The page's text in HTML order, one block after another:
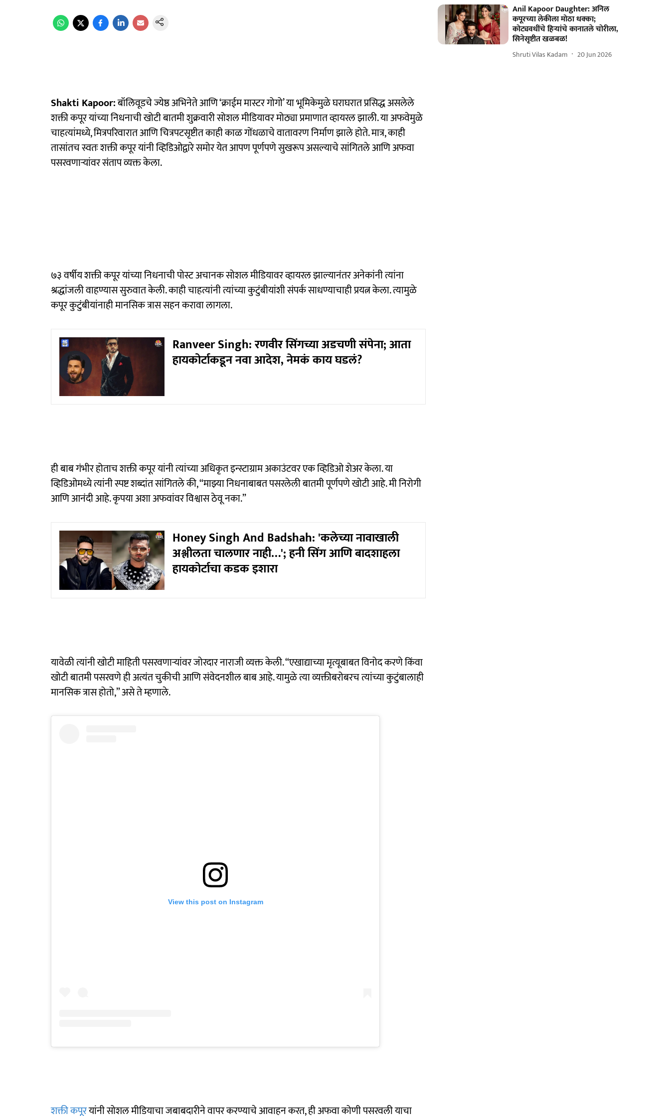
Shakti Kapoor:बॉलिवूडचे ज्येष्ठ अभिनेते आणि ‘क्राईम मास्टर गोगो’ या भूमिकेमुळे घराघरात प्रसिद्ध असलेले
शक्ती कपूर यांच्या निधनाची खोटी बातमी शुक्रवारी सोशल मीडियावर मोठ्या प्रमाणात व्हायरल झाली. या अफवेमुळे
चाहत्यांमध्ये, मित्रपरिवारात आणि चित्रपटसृष्टीत काही काळ गोंधळाचे वातावरण निर्माण झाले होते. मात्र, काही
तासांतच स्वतः शक्ती कपूर यांनी व्हिडिओद्वारे समोर येत आपण पूर्णपणे सुखरूप असल्याचे सांगितले आणि अफवा
पसरवणाऱ्यांवर संताप व्यक्त केला.
७३ वर्षीय शक्ती कपूर यांच्या निधनाची पोस्ट अचानक सोशल मीडियावर व्हायरल झाल्यानंतर अनेकांनी त्यांना
श्रद्धांजली वाहण्यास सुरुवात केली. काही चाहत्यांनी त्यांच्या कुटुंबीयांशी संपर्क साधण्याचाही प्रयत्न केला. त्यामुळे
कपूर कुटुंबीयांनाही मानसिक त्रास सहन करावा लागला.
Ranveer Singh: रणवीर सिंगच्या अडचणी संपेना; आता
हायकोर्टाकडून नवा आदेश, नेमकं काय घडलं?
ही बाब गंभीर होताच शक्ती कपूर यांनी त्यांच्या अधिकृत इन्स्टाग्राम अकाउंटवर एक व्हिडिओ शेअर केला. या
व्हिडिओमध्ये त्यांनी स्पष्ट शब्दांत सांगितले की, “माझ्या निधनाबाबत पसरलेली बातमी पूर्णपणे खोटी आहे. मी निरोगी
आणि आनंदी आहे. कृपया अशा अफवांवर विश्वास ठेवू नका.”
Honey Singh And Badshah: 'कलेच्या नावाखाली
अश्लीलता चालणार नाही…'; हनी सिंग आणि बादशाहला
हायकोर्टाचा कडक इशारा
यावेळी त्यांनी खोटी माहिती पसरवणाऱ्यांवर जोरदार नाराजी व्यक्त केली. “एखाद्याच्या मृत्यूबाबत विनोद करणे किंवा
खोटी बातमी पसरवणे ही अत्यंत चुकीची आणि संवेदनशील बाब आहे. यामुळे त्या व्यक्तीबरोबरच त्यांच्या कुटुंबालाही
मानसिक त्रास होतो,” असे ते म्हणाले.
View this post on Instagram
शक्ती कपूरयांनी सोशल मीडियाचा जबाबदारीने वापर करण्याचे आवाहन करत, ही अफवा कोणी पसरवली याचा
Anil Kapoor Daughter: अनिल
कपूरच्या लेकीला मोठा धक्का;
कोट्यवधींचे हिऱ्यांचे कानातले चोरीला,
सिनेसृष्टीत खळबळ!
Shruti Vilas Kadam 20 Jun 2026